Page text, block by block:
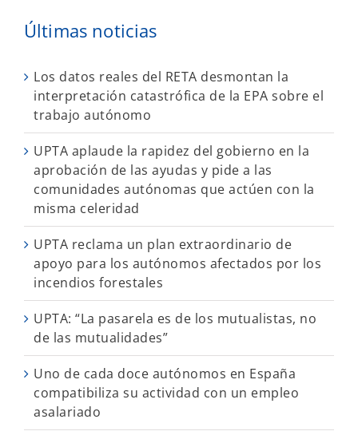
Últimas noticias
Los datos reales del RETA desmontan la
interpretación catastrófica de la EPA sobre el
trabajo autónomo
UPTA aplaude la rapidez del gobierno en la
aprobación de las ayudas y pide a las
comunidades autónomas que actúen con la
misma celeridad
UPTA reclama un plan extraordinario de
apoyo para los autónomos afectados por los
incendios forestales
UPTA: “La pasarela es de los mutualistas, no
de las mutualidades”
Uno de cada doce autónomos en España
compatibiliza su actividad con un empleo
asalariado